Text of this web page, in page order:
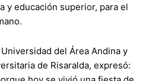
y educación superior, para el
del Área Andina y
de Risaralda, expresó: